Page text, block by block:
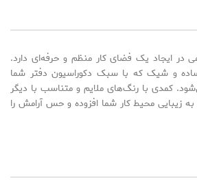
در ایجاد یک فضای کار منظم و حرفه‌ای دارد.
و شیک که با سبک دکوراسیون دفتر شما
کمدی با رنگ‌های ملایم و متناسب با دیگر
به زیبایی محیط کار شما افزوده و حس آرامش را